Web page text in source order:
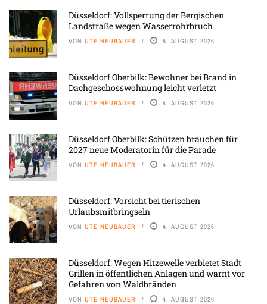
Düsseldorf: Vollsperrung der Bergischen
Landstraße wegen Wasserrohrbruch
VON UTE NEUBAUER 5. AUGUST 2026
Düsseldorf Oberbilk: Bewohner bei Brand in
Dachgeschosswohnung leicht verletzt
VON UTE NEUBAUER 4. AUGUST 2026
Düsseldorf Oberbilk: Schützen brauchen für
2027 neue Moderatorin für die Parade
VON UTE NEUBAUER 4. AUGUST 2026
Düsseldorf: Vorsicht bei tierischen
Urlaubsmitbringseln
VON UTE NEUBAUER 4. AUGUST 2026
Düsseldorf: Wegen Hitzewelle verbietet Stadt
Grillen in öffentlichen Anlagen und warnt vor
Gefahren von Waldbränden
VON UTE NEUBAUER 4. AUGUST 2026